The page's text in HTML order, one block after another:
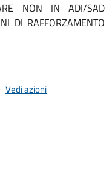
NON IN ADI/SAD
DI RAFFORZAMENTO
Vedi azioni